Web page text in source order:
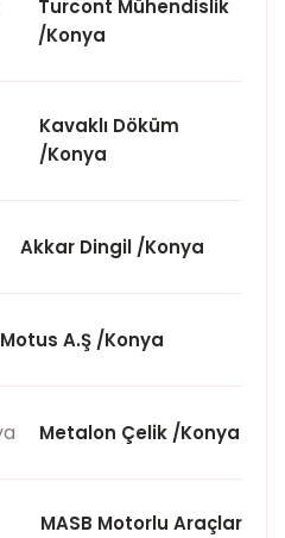
Turcont Mühendislik
/Konya
Kavaklı Döküm
/Konya
Akkar Dingil /Konya
Motus A.Ş /Konya
Metalon Çelik /Konya
MASB Motorlu Araçlar